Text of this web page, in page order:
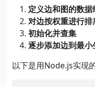
定义边和图的数据
对边按权重进行排
初始化并查集
逐步添加边到最
以下是用Node.js实现